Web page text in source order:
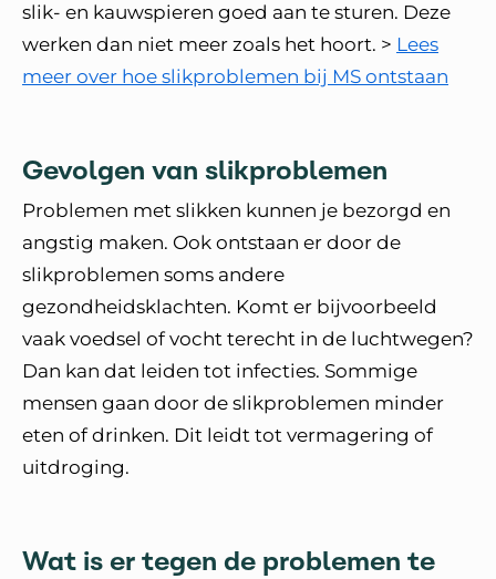
slik- en kauwspieren goed aan te sturen. Deze
werken dan niet meer zoals het hoort. > Lees
meer over hoe slikproblemen bij MS ontstaan
Gevolgen van slikproblemen
Problemen met slikken kunnen je bezorgd en
angstig maken. Ook ontstaan er door de
slikproblemen soms andere
gezondheidsklachten. Komt er bijvoorbeeld
vaak voedsel of vocht terecht in de luchtwegen?
Dan kan dat leiden tot infecties. Sommige
mensen gaan door de slikproblemen minder
eten of drinken. Dit leidt tot vermagering of
uitdroging.
Wat is er tegen de problemen te